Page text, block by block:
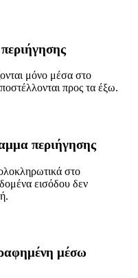
μόνο μέσα στο
προς τα έξω.
περιήγησης
στο
εισόδου δεν
μέσω